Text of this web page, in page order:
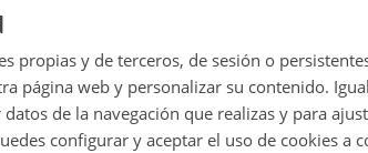
propias y de terceros, de sesión o
página web y personalizar su contenido.
de la navegación que realizas y para
configurar y aceptar el uso de cookies a